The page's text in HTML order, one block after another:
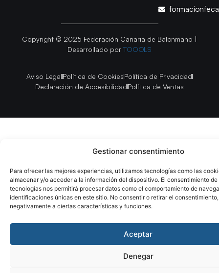
Gestionar consentimiento
Para ofrecer las mejores experiencias, utilizamos tecnologías como las
almacenar y/o acceder a la información del dispositivo. El consentimiento de
tecnologías nos permitirá procesar datos como el comportamiento de
identificaciones únicas en este sitio. No consentir o retirar el
negativamente a ciertas características y funciones.
Aceptar
Denegar
Copyright © 2025 Federación Canaria de Balonmano |
Desarrollado por TOOOLS
Aviso LegalPolítica de CookiesPolítica de Privacidad
Declaración de AccesibilidadPolítica de Ventas